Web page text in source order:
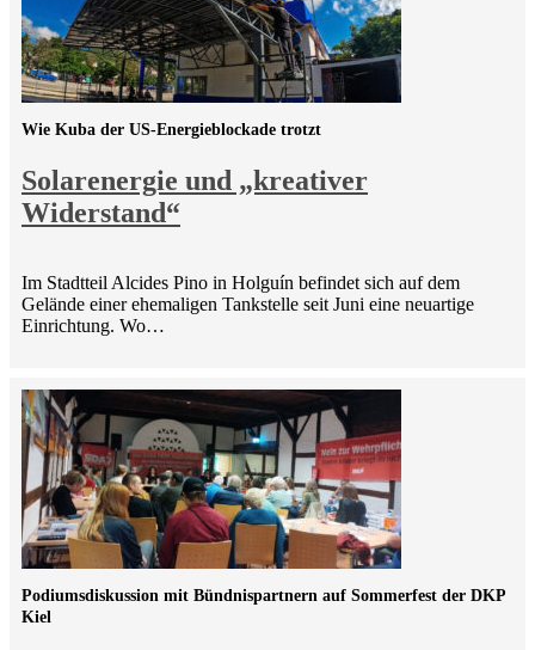
Solarenergie und „kreativer
Widerstand“
Wie Kuba der US-Energieblockade trotzt
Im Stadtteil Alcides Pino in Holguín befindet sich auf dem
Gelände einer ehemaligen Tankstelle seit Juni eine neuartige
Einrichtung. Wo…
Podiumsdiskussion mit Bündnispartnern auf Sommerfest der DKP
Kiel